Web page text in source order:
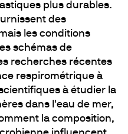
plus durables.
des
les conditions
schémas de
recherches récentes
respirométrique à
à étudier la
dans l'eau de mer,
la composition,